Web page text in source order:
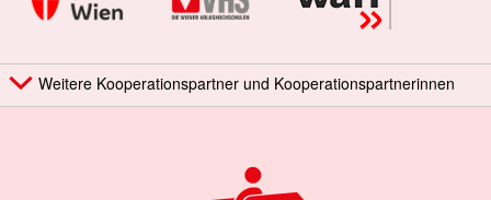
Weitere Kooperationspartner und Kooperationspartnerinnen